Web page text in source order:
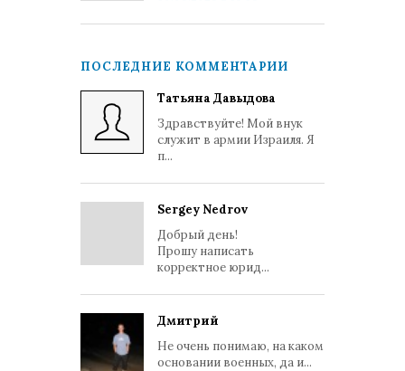
ПОСЛЕДНИЕ КОММЕНТАРИИ
Татьяна Давыдова
Здравствуйте! Мой внук
служит в армии Израиля. Я
п...
Sergey Nedrov
Добрый день!
Прошу написать
корректное юрид...
Дмитрий
Не очень понимаю, на каком
основании военных, да и...